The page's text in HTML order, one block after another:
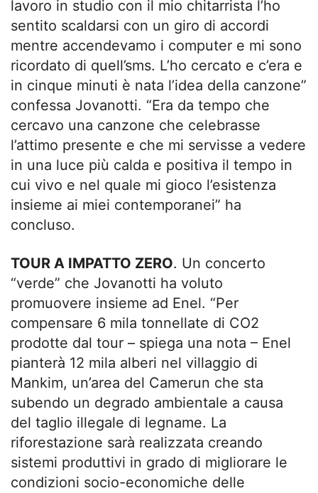
lavoro in studio con il mio chitarrista l’ho
sentito scaldarsi con un giro di accordi
mentre accendevamo i computer e mi sono
ricordato di quell’sms. L’ho cercato e c’era e
in cinque minuti è nata l’idea della canzone”
confessa Jovanotti. “Era da tempo che
cercavo una canzone che celebrasse
l’attimo presente e che mi servisse a vedere
in una luce più calda e positiva il tempo in
cui vivo e nel quale mi gioco l’esistenza
insieme ai miei contemporanei” ha
concluso.
TOUR A IMPATTO ZERO. Un concerto
“verde” che Jovanotti ha voluto
promuovere insieme ad Enel. “Per
compensare 6 mila tonnellate di CO2
prodotte dal tour – spiega una nota – Enel
pianterà 12 mila alberi nel villaggio di
Mankim, un’area del Camerun che sta
subendo un degrado ambientale a causa
del taglio illegale di legname. La
riforestazione sarà realizzata creando
sistemi produttivi in grado di migliorare le
condizioni socio-economiche delle